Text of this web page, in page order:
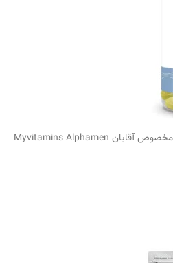
مولتی ویتامین آلفامن مای ویتامینز مخصوص آقایان Myvitamins Alphamen